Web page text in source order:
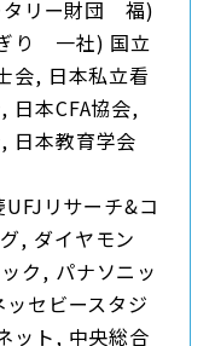
タリー財団 福)
り 一社) 国立
会, 日本私立看
日本CFA協会,
日本教育学会
リサーチ&コ
, ダイヤモン
ク, パナソニッ
セビースタジ
ット, 中央総合